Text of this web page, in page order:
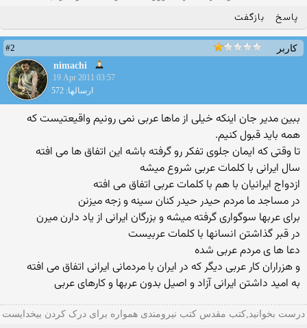
پاسخ بازگفت
کاربر
#2
nimachi
19 Apr 2011 03:57
ارسالها: 572
ببین مدیر جان اینكه خیلی از ماها عربی نمی رونیم واقیعتیست كه
همه باید قبول كنیم.
تا وقتی كه ایمان جلوی تفكر رو گرفته باشه این اتفاق ها می افته
سال ایرانی با كلمات عربی شروع میشه
ازدواج ایرانیان با هم با كلمات عربی اتفاق می افته
در مساجد ما مردم حیدر حیدر كنان سینه و زجه میزنن
برای عربها سوگواری گرفته میشه و بزرگان ایرانی از یاد دارن میرن
در قبر گذاشتن انسانها با كلمات عربیست
دعا ها ی مردم عربی شده
و هزراران كار عربی دیگر كه در ایران با مردمانی ایرانی اتفاق می افته
به امید داشتن ایرانی آزاد و اصیل بدون عربها و كارهای عربی
درست بخوانید,کتب مقدس کتب نیرومندی همواره برای درک کردن بیخدایست